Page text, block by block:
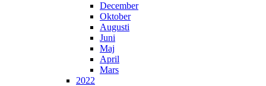
December
Oktober
Augusti
Juni
Maj
April
Mars
2022